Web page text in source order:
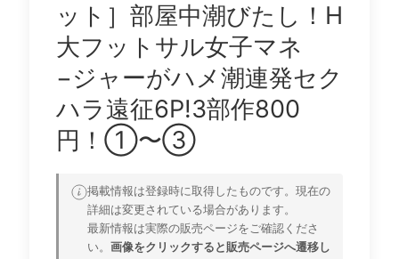
ット］部屋中潮びたし！H
大フットサル女子マネ
−ジャーがハメ潮連発セク
ハラ遠征6P!3部作800
円！①〜③
掲載情報は登録時に取得したものです。現在の
詳細は変更されている場合があります。
最新情報は実際の販売ページをご確認くださ
い。 画像をクリックすると販売ページへ遷移し